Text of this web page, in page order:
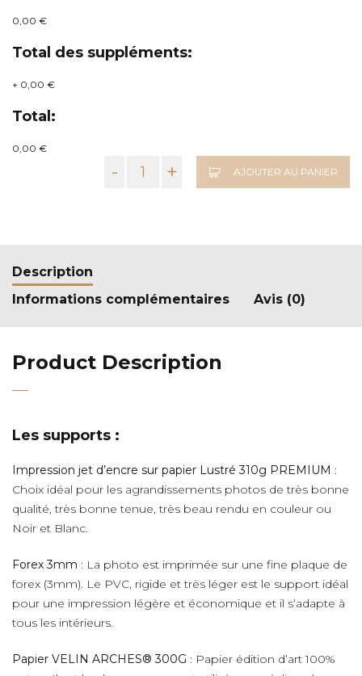
0,00 €
Total des suppléments:
+ 0,00 €
Total:
0,00 €
- + AJOUTER AU PANIER
Description
Informations complémentaires
Avis (0)
Product Description
Les supports :
Impression jet d’encre sur papier Lustré 310g PREMIUM :
Choix idéal pour les agrandissements photos de très bonne
qualité, très bonne tenue, très beau rendu en couleur ou
Noir et Blanc.
Forex 3mm : La photo est imprimée sur une fine plaque de
forex (3mm). Le PVC, rigide et très léger est le support idéal
pour une impression légère et économique et il s’adapte à
tous les intérieurs.
Papier VELIN ARCHES® 300G : Papier édition d’art 100%